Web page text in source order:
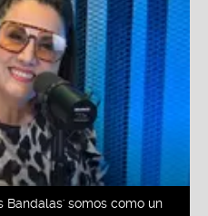
Bandalas' somos como un